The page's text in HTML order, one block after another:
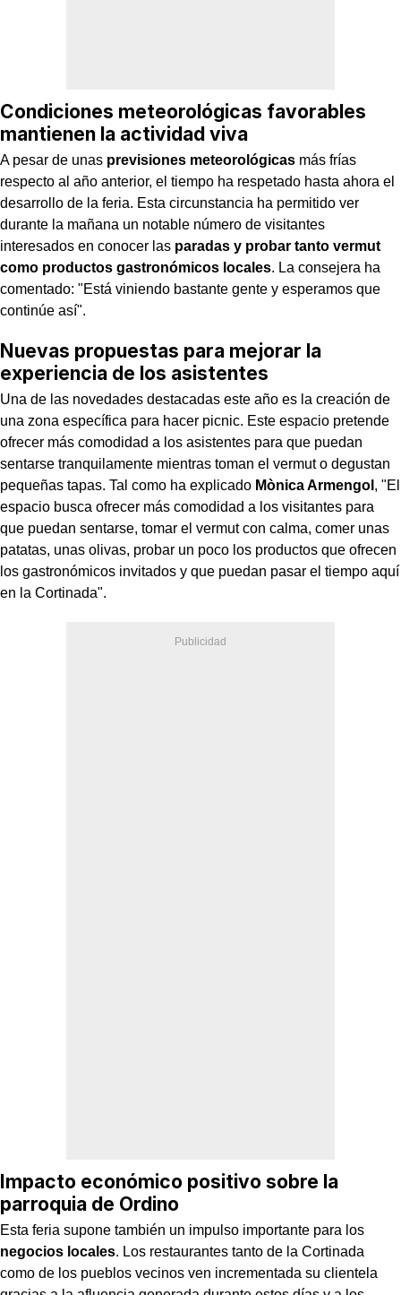
Condiciones meteorológicas favorables
mantienen la actividad viva
A pesar de unas previsiones meteorológicas más frías
respecto al año anterior, el tiempo ha respetado hasta ahora el
desarrollo de la feria. Esta circunstancia ha permitido ver
durante la mañana un notable número de visitantes
interesados en conocer las paradas y probar tanto vermut
como productos gastronómicos locales. La consejera ha
comentado: "Está viniendo bastante gente y esperamos que
continúe así".
Nuevas propuestas para mejorar la
experiencia de los asistentes
Una de las novedades destacadas este año es la creación de
una zona específica para hacer picnic. Este espacio pretende
ofrecer más comodidad a los asistentes para que puedan
sentarse tranquilamente mientras toman el vermut o degustan
pequeñas tapas. Tal como ha explicado Mònica Armengol , "El
espacio busca ofrecer más comodidad a los visitantes para
que puedan sentarse, tomar el vermut con calma, comer unas
patatas, unas olivas, probar un poco los productos que ofrecen
los gastronómicos invitados y que puedan pasar el tiempo aquí
en la Cortinada".
Impacto económico positivo sobre la
parroquia de Ordino
Esta feria supone también un impulso importante para los
negocios locales. Los restaurantes tanto de la Cortinada
como de los pueblos vecinos ven incrementada su clientela